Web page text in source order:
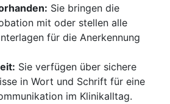
Sie bringen die
mit oder stellen alle
für die Anerkennung
Sie verfügen über sichere
in Wort und Schrift für eine
im Klinikalltag.